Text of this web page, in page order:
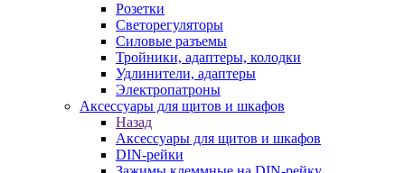
Розетки
Светорегуляторы
Силовые разъемы
Тройники, адаптеры, колодки
Удлинители, адаптеры
Электропатроны
Аксессуары для щитов и шкафов
Назад
Аксессуары для щитов и шкафов
DIN-рейки